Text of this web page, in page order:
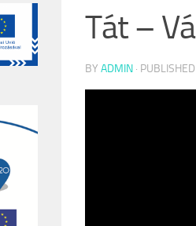
Tát –
BY ADMIN · PUBLISHED